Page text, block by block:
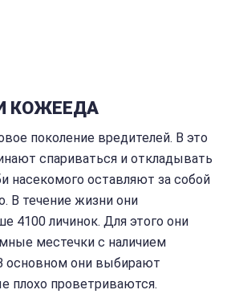
КОЖЕЕДА
поколение вредителей. В это
спариваться и откладывать
насекомого оставляют за собой
В течение жизни они
4100 личинок. Для этого они
местечки с наличием
основном они выбирают
плохо проветриваются.